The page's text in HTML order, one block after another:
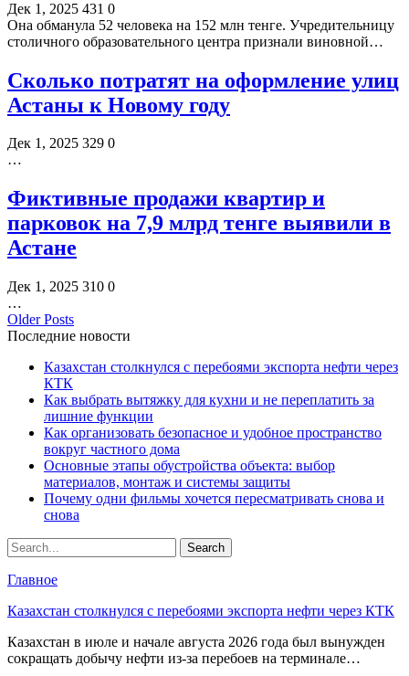
Дек 1, 2025 431 0
Она обманула 52 человека на 152 млн тенге. Учредительницу
столичного образовательного центра признали виновной…
Сколько потратят на оформление улиц
Астаны к Новому году
Дек 1, 2025 329 0
…
Фиктивные продажи квартир и
парковок на 7,9 млрд тенге выявили в
Астане
Дек 1, 2025 310 0
…
Older Posts
Последние новости
Казахстан столкнулся с перебоями экспорта нефти через
КТК
Как выбрать вытяжку для кухни и не переплатить за
лишние функции
Как организовать безопасное и удобное пространство
вокруг частного дома
Основные этапы обустройства объекта: выбор
материалов, монтаж и системы защиты
Почему одни фильмы хочется пересматривать снова и
снова
Главное
Казахстан столкнулся с перебоями экспорта нефти через КТК
Казахстан в июле и начале августа 2026 года был вынужден
сокращать добычу нефти из-за перебоев на терминале…